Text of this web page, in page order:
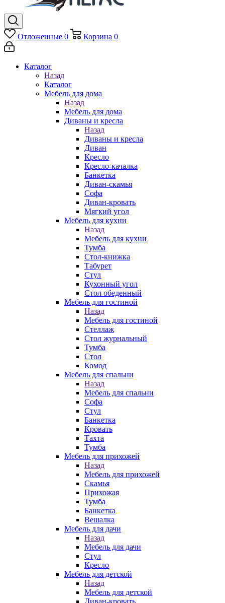
Отложенные 0 Корзина 0
Каталог
Назад
Каталог
Мебель для дома
Назад
Мебель для дома
Диваны и кресла
Назад
Диваны и кресла
Диван
Кресло
Кресло-качалка
Банкетка
Диван-скамья
Софа
Диван-кровать
Мягкий угол
Мебель для кухни
Назад
Мебель для кухни
Тумба
Стол-книжка
Табурет
Стул
Кухонный угол
Стол обеденный
Мебель для гостиной
Назад
Мебель для гостиной
Стеллаж
Стол журнальный
Тумба
Стол
Комод
Мебель для спальни
Назад
Мебель для спальни
Софа
Стул
Банкетка
Кровать
Тахта
Тумба
Мебель для прихожей
Назад
Мебель для прихожей
Скамья
Прихожая
Тумба
Банкетка
Вешалка
Мебель для дачи
Назад
Мебель для дачи
Стул
Кресло
Мебель для детской
Назад
Мебель для детской
Диван-кровать